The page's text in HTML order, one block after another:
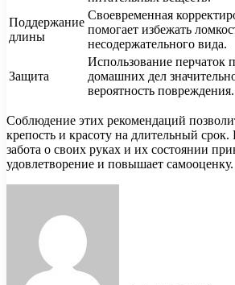
Поддержание
длины
Своевременная
помогает избежать
несодержательного вида.
Защита
Использование перчаток
домашних дел
вероятность повреждения.
Соблюдение этих рекомендаций
крепость и красоту на длительный
забота о своих руках и их состоянии
удовлетворение и повышает самооценку.